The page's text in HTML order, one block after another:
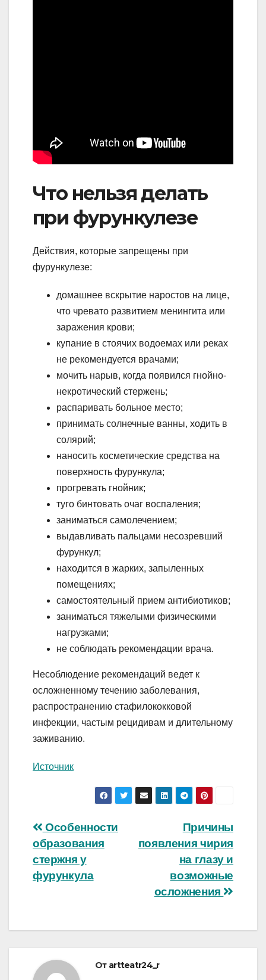
Что нельзя делать
при фурункулезе
Действия, которые запрещены при
фурункулезе:
домашнее вскрытие наростов на лице,
что чревато развитием менингита или
заражения крови;
купание в стоячих водоемах или реках
не рекомендуется врачами;
мочить нарыв, когда появился гнойно-
некротический стержень;
распаривать больное место;
принимать солнечные ванны, ходить в
солярий;
наносить косметические средства на
поверхность фурункула;
прогревать гнойник;
туго бинтовать очаг воспаления;
заниматься самолечением;
выдавливать пальцами несозревший
фурункул;
находится в жарких, запыленных
помещениях;
самостоятельный прием антибиотиков;
заниматься тяжелыми физическими
нагрузками;
не соблюдать рекомендации врача.
Несоблюдение рекомендаций ведет к
осложненному течению заболевания,
распространению стафилококковой
инфекции, частым рецидивам и длительному
заживанию.
Источник
Навигация
по
записям
Причины
появления чирия
на глазу и
возможные
осложнения
Особенности
образования
стержня у
фурункула
От artteatr24_r